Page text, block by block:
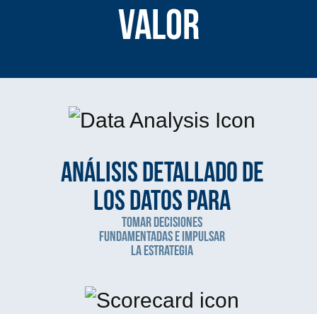
Valor
Análisis detallado de
los datos para
tomar decisiones
fundamentadas e impulsar
la estrategia